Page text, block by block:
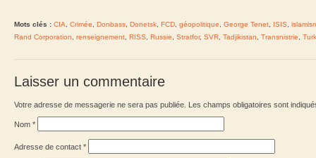
Mots clés : CIA Crimée Donbass Donetsk FCD géopolitique George Tenet ISIS
Rand Corporation
renseignement RISS Russie Stratfor, SVR Tadjikistan Transnistrie
Laisser un commentaire
Votre adresse de messagerie ne sera pas publiée. Les champs obligatoires sont
Nom *
Adresse de contact *